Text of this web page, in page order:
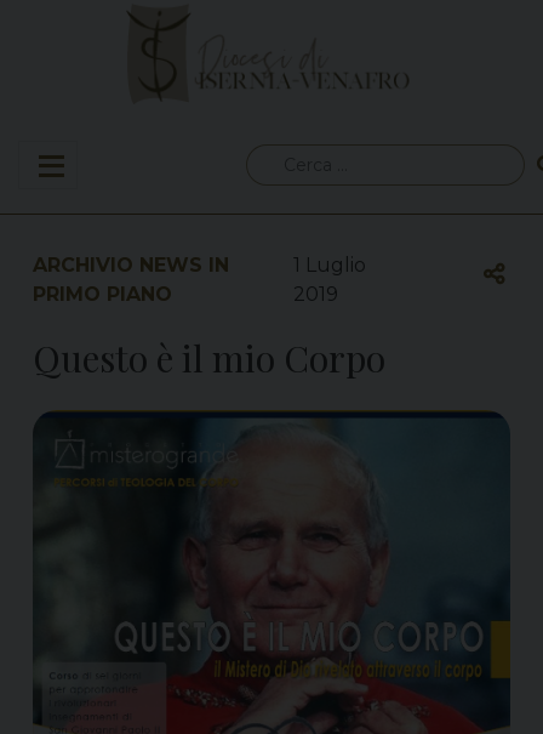
per:
ARCHIVIO NEWS IN
PRIMO PIANO
1 Luglio
2019
Questo è il mio Corpo